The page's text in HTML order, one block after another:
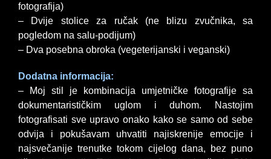
fotografija)
– Dvije stolice za ručak (ne blizu zvučnika, sa
pogledom na salu-podijum)
– Dva posebna obroka (vegeterijanski i veganski)
Dodatna informacija:
– Moj stil je kombinacija umjetničke fotografije sa
dokumentarističkim uglom i duhom. Nastojim
fotografisati sve upravo onako kako se samo od sebe
odvija i pokušavam uhvatiti najiskrenije emocije i
najsvečanije trenutke tokom cijelog dana, bez puno